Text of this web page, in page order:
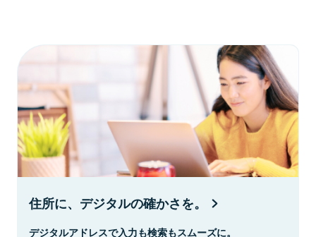
住所に、デジタルの確かさを。
デジタルアドレスで入力も検索もスムーズに。